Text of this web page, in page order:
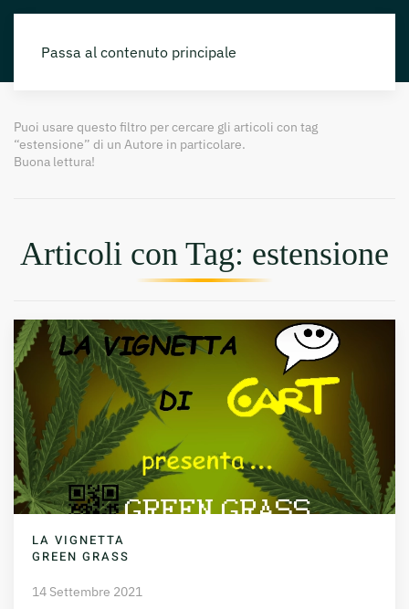
Passa al contenuto principale
Puoi usare questo filtro per cercare gli articoli con tag
“estensione” di un Autore in particolare.
Buona lettura!
Articoli con Tag: estensione
LA VIGNETTA
GREEN GRASS
14 Settembre 2021